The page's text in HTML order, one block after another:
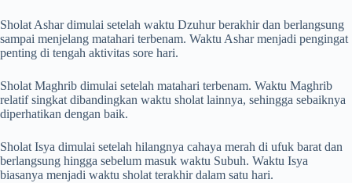
Sholat Ashar dimulai setelah waktu Dzuhur berakhir dan berlangsung
sampai menjelang matahari terbenam. Waktu Ashar menjadi pengingat
penting di tengah aktivitas sore hari.
Sholat Maghrib dimulai setelah matahari terbenam. Waktu Maghrib
relatif singkat dibandingkan waktu sholat lainnya, sehingga sebaiknya
diperhatikan dengan baik.
Sholat Isya dimulai setelah hilangnya cahaya merah di ufuk barat dan
berlangsung hingga sebelum masuk waktu Subuh. Waktu Isya
biasanya menjadi waktu sholat terakhir dalam satu hari.